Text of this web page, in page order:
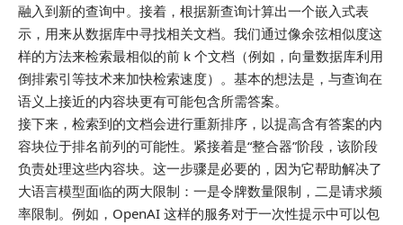
融入到新的查询中。接着，根据新查询计算出一个嵌入式表
示，用来从数据库中寻找相关文档。我们通过像余弦相似度这
样的方法来检索最相似的前 k 个文档（例如，向量数据库利用
倒排索引等技术来加快检索速度）。基本的想法是，与查询在
语义上接近的内容块更有可能包含所需答案。
接下来，检索到的文档会进行重新排序，以提高含有答案的内
容块位于排名前列的可能性。紧接着是“整合器”阶段，该阶段
负责处理这些内容块。这一步骤是必要的，因为它帮助解决了
大语言模型面临的两大限制：一是令牌数量限制，二是请求频
率限制。例如，OpenAI 这样的服务对于一次性提示中可以包